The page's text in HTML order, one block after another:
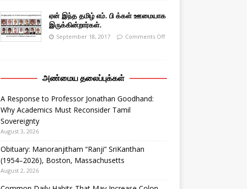
ஏன் இந்த தமிழ் எம். பி க்கள் ஊமையாக
இருக்கின்றார்கள்.
September 18, 2017 Comments Off
அண்மைய தலைப்புக்கள்
A Response to Professor Jonathan Goodhand:
Why Academics Must Reconsider Tamil
Sovereignty
August 3, 2026
Obituary: Manoranjitham “Ranji” SriKanthan
(1954–2026), Boston, Massachusetts
August 2, 2026